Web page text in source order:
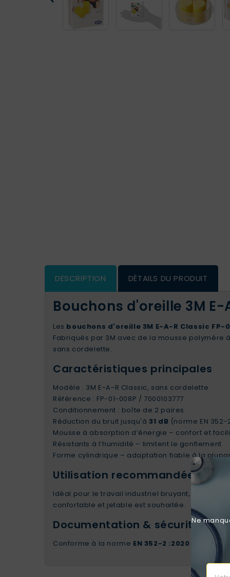
Ne
DESCRIPTION DÉTAILS DU PRODUIT
Bouchons d'oreille 3M E-
Les bouchons d'oreille 3M E-A-R Classic FP-
Fabriqués par 3M avec de la mousse
sans cordelette.
Caractéristiques principales
Modèle : 3M E-A-R Classic, sans cordelette
Référence : FP-01-008P / 7000103777
Conditionnement : boîte de 2 paires
Réduction du bruit jusqu'à31 dB (norme EN 352-
Mousse à absorption d’énergie – confort et
Résistants à l’humidité – limitent le gonflement
Forme cylindrique – adaptation fiable à la
Utilisation recommandée
Idéal pour le travail industriel bruyant, les
confortable et jetable est souhaitée.
Documentation & sécurité
Conforme à la norme EN 352-2 :2020 pour les